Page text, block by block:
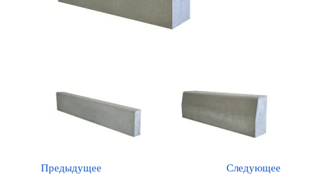
Предыдущее Следующее